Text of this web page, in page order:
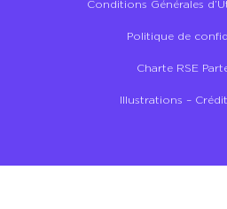
Conditions Générales
Politique de
Charte RSE
Illustrations –